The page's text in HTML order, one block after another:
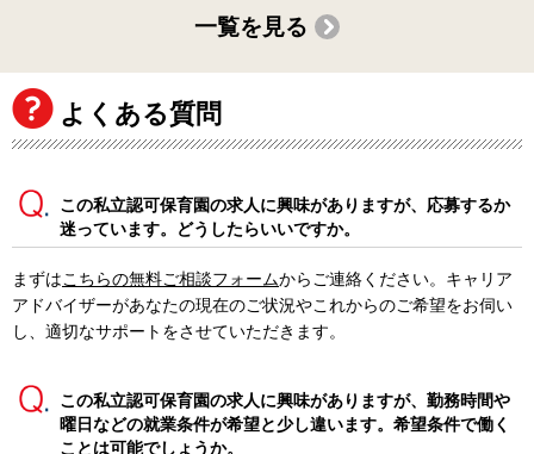
一覧を見る
よくある質問
この私立認可保育園の求人に興味がありますが、応募するか
迷っています。どうしたらいいですか。
まずはこちらの無料ご相談フォームからご連絡ください。キャリア
アドバイザーがあなたの現在のご状況やこれからのご希望をお伺い
し、適切なサポートをさせていただきます。
この私立認可保育園の求人に興味がありますが、勤務時間や
曜日などの就業条件が希望と少し違います。希望条件で働く
ことは可能でしょうか。